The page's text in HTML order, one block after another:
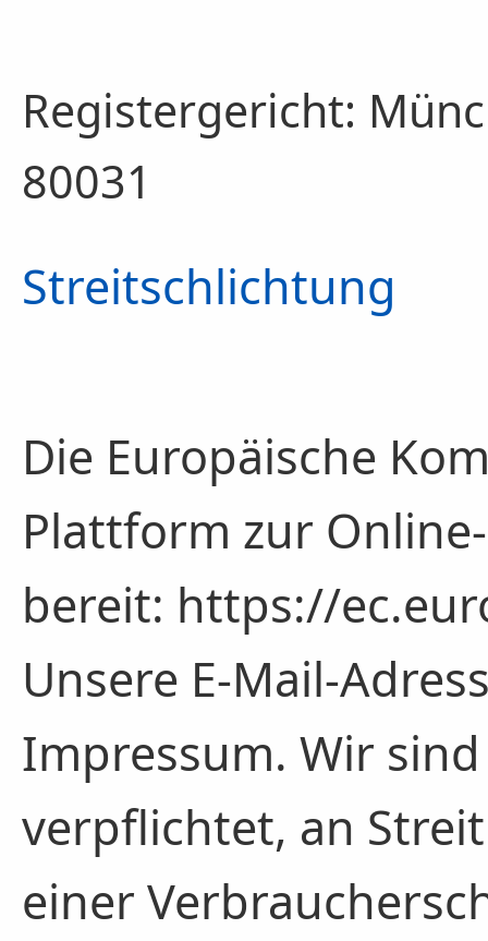
Registergericht:
80031
Streitschlichtung
Die Europäische
Plattform zur
bereit: https://
Unsere E-Mail-
Impressum. Wir
verpflichtet, an
einer